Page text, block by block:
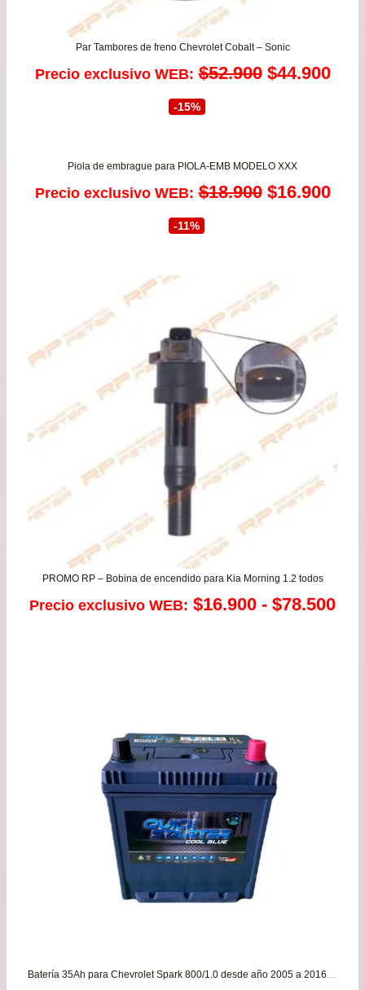
Par Tambores de freno Chevrolet Cobalt – Sonic
Precio exclusivo WEB: $52.900 El
era:
$52.900.
$44.900El
-15%
Piola de embrague para PIOLA-EMB MODELO XXX
Precio exclusivo WEB: $18.900 El
era:
$18.900.
$16.900El
-11%
PROMO RP – Bobina de encendido para Kia Morning 1.2 todos
Precio exclusivo WEB: $16.900 - $78.500
Batería 35Ah para Chevrolet Spark 800/1.0 desde año 2005 a 2016 – Garantía 8 MESES